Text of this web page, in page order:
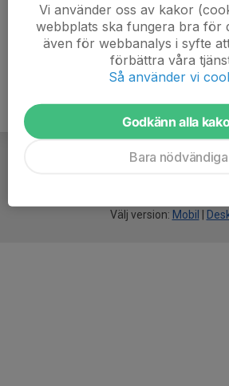
Välj version: Mobil
Vi använder oss av kakor
webbplats ska fungera bra för
även för webbanalys i syfte
förbättra våra
Så använder vi
Godkänn alla
Bara nödvändiga